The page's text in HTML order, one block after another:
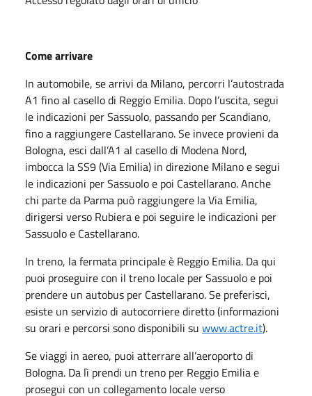
Come arrivare
In automobile, se arrivi da Milano, percorri l’autostrada
A1 fino al casello di Reggio Emilia. Dopo l’uscita, segui
le indicazioni per Sassuolo, passando per Scandiano,
fino a raggiungere Castellarano. Se invece provieni da
Bologna, esci dall’A1 al casello di Modena Nord,
imbocca la SS9 (Via Emilia) in direzione Milano e segui
le indicazioni per Sassuolo e poi Castellarano. Anche
chi parte da Parma può raggiungere la Via Emilia,
dirigersi verso Rubiera e poi seguire le indicazioni per
Sassuolo e Castellarano.
In treno, la fermata principale è Reggio Emilia. Da qui
puoi proseguire con il treno locale per Sassuolo e poi
prendere un autobus per Castellarano. Se preferisci,
esiste un servizio di autocorriere diretto (informazioni
su orari e percorsi sono disponibili su www.actre.it).
Se viaggi in aereo, puoi atterrare all’aeroporto di
Bologna. Da lì prendi un treno per Reggio Emilia e
prosegui con un collegamento locale verso